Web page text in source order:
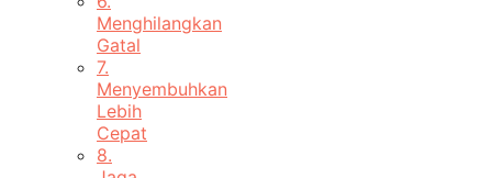
Menghilangkan
Gatal
7.
Menyembuhkan
Lebih
Cepat
8.